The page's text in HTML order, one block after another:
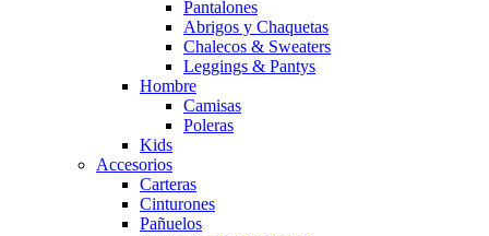
Pantalones
Abrigos y Chaquetas
Chalecos & Sweaters
Leggings & Pantys
Hombre
Camisas
Poleras
Kids
Accesorios
Carteras
Cinturones
Pañuelos